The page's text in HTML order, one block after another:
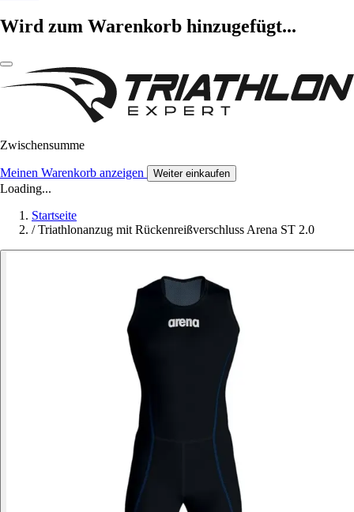
Wird zum Warenkorb hinzugefügt...
Zwischensumme
Meinen Warenkorb anzeigen Weiter einkaufen
Loading...
Startseite
/ Triathlonanzug mit Rückenreißverschluss Arena ST 2.0